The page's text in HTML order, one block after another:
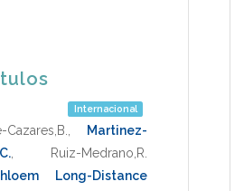
Internacional
Martinez-
Ruiz-Medrano,R.
Long-Distance